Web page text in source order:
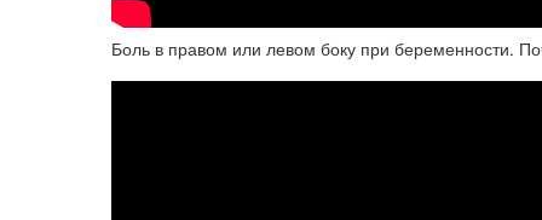
Боль в правом или левом боку при беременности.